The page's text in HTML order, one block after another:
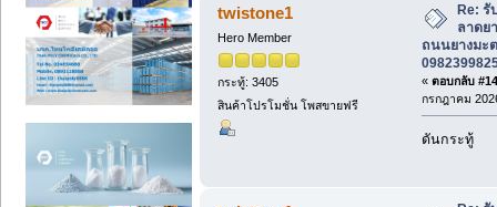
twistone1
Hero Member
กระทู้: 3405
สินค้าโปรโมชั่น โพสขายฟรี
Re: รั
ลาดย
ถนนยางมะ
« ตอบกลับ
กรกฎาคม
ดันกระทู้